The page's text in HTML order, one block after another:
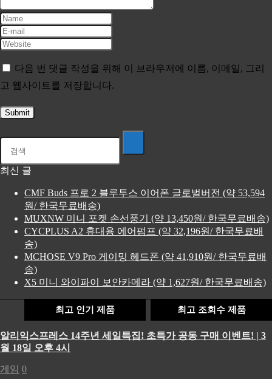
다음 번 댓글 작성을 위해 이 브라우저에 이름, 이메일, 그리
고 웹사이트를 저장합니다.
최신 글
CMF Buds 프로 2 블루투스 이어폰 글로벌버전 (약 53,594
원/ 한국무료배송)
MUXNW 미니 포켓 손선풍기 (약 13,450원/ 한국무료배송)
CYCPLUS A2 휴대용 에어펌프 (약 32,196원/ 한국무료배
송)
MCHOSE V9 Pro 게이밍 헤드폰 (약 41,910원/ 한국무료배
송)
X5 미니 와이파이 보안카메라 (약 1,627원/ 한국무료배송)
최고 인기 제품 최고 조회수 제품
알리익스프레스 14주년 세일특집! 초특가 공동 구매 이벤트! | 3
월 18일 오후 4시
게임 0